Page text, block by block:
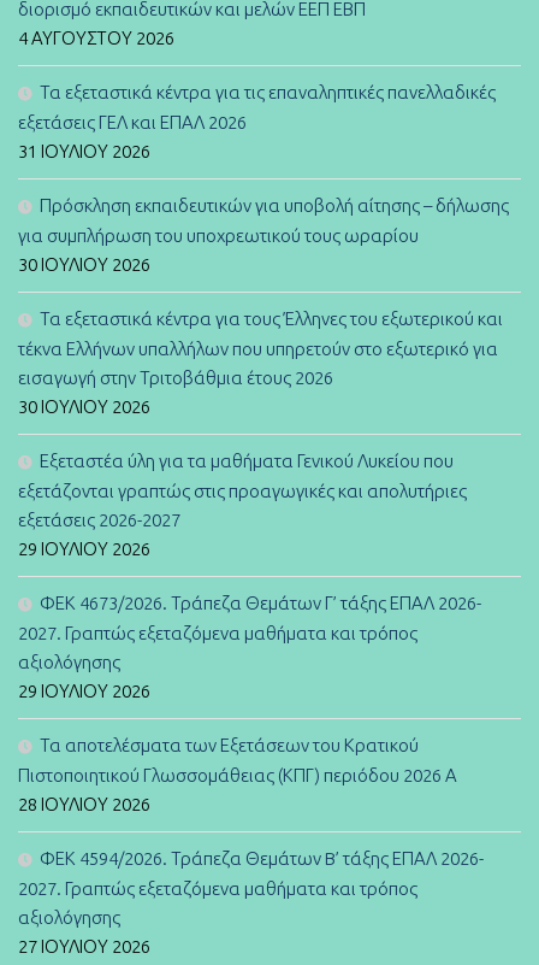
διορισμό εκπαιδευτικών και μελών ΕΕΠ ΕΒΠ
4 ΑΥΓΟΎΣΤΟΥ 2026
Τα εξεταστικά κέντρα για τις επαναληπτικές πανελλαδικές
εξετάσεις ΓΕΛ και ΕΠΑΛ 2026
31 ΙΟΥΛΊΟΥ 2026
Πρόσκληση εκπαιδευτικών για υποβολή αίτησης – δήλωσης
για συμπλήρωση του υποχρεωτικού τους ωραρίου
30 ΙΟΥΛΊΟΥ 2026
Τα εξεταστικά κέντρα για τους Έλληνες του εξωτερικού και
τέκνα Ελλήνων υπαλλήλων που υπηρετούν στο εξωτερικό για
εισαγωγή στην Τριτοβάθμια έτους 2026
30 ΙΟΥΛΊΟΥ 2026
Εξεταστέα ύλη για τα μαθήματα Γενικού Λυκείου που
εξετάζονται γραπτώς στις προαγωγικές και απολυτήριες
εξετάσεις 2026-2027
29 ΙΟΥΛΊΟΥ 2026
ΦΕΚ 4673/2026. Τράπεζα Θεμάτων Γ’ τάξης ΕΠΑΛ 2026-
2027. Γραπτώς εξεταζόμενα μαθήματα και τρόπος
αξιολόγησης
29 ΙΟΥΛΊΟΥ 2026
Τα αποτελέσματα των Εξετάσεων του Κρατικού
Πιστοποιητικού Γλωσσομάθειας (ΚΠΓ) περιόδου 2026 Α
28 ΙΟΥΛΊΟΥ 2026
ΦΕΚ 4594/2026. Τράπεζα Θεμάτων B’ τάξης ΕΠΑΛ 2026-
2027. Γραπτώς εξεταζόμενα μαθήματα και τρόπος
αξιολόγησης
27 ΙΟΥΛΊΟΥ 2026